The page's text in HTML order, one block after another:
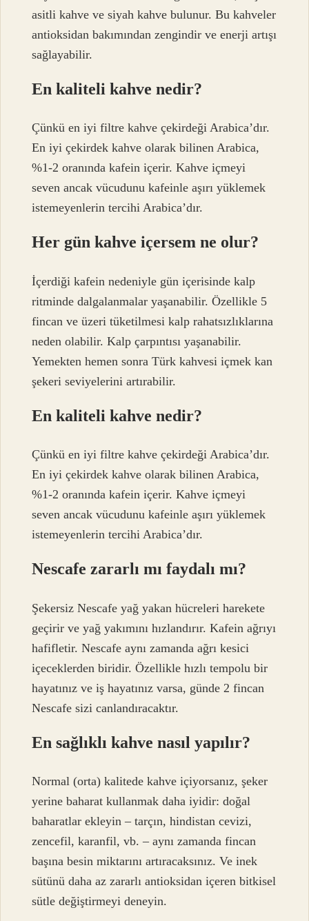
asitli kahve ve siyah kahve bulunur. Bu kahveler
antioksidan bakımından zengindir ve enerji artışı
sağlayabilir.
En kaliteli kahve nedir?
Çünkü en iyi filtre kahve çekirdeği Arabica’dır.
En iyi çekirdek kahve olarak bilinen Arabica,
%1-2 oranında kafein içerir. Kahve içmeyi
seven ancak vücudunu kafeinle aşırı yüklemek
istemeyenlerin tercihi Arabica’dır.
Her gün kahve içersem ne olur?
İçerdiği kafein nedeniyle gün içerisinde kalp
ritminde dalgalanmalar yaşanabilir. Özellikle 5
fincan ve üzeri tüketilmesi kalp rahatsızlıklarına
neden olabilir. Kalp çarpıntısı yaşanabilir.
Yemekten hemen sonra Türk kahvesi içmek kan
şekeri seviyelerini artırabilir.
En kaliteli kahve nedir?
Çünkü en iyi filtre kahve çekirdeği Arabica’dır.
En iyi çekirdek kahve olarak bilinen Arabica,
%1-2 oranında kafein içerir. Kahve içmeyi
seven ancak vücudunu kafeinle aşırı yüklemek
istemeyenlerin tercihi Arabica’dır.
Nescafe zararlı mı faydalı mı?
Şekersiz Nescafe yağ yakan hücreleri harekete
geçirir ve yağ yakımını hızlandırır. Kafein ağrıyı
hafifletir. Nescafe aynı zamanda ağrı kesici
içeceklerden biridir. Özellikle hızlı tempolu bir
hayatınız ve iş hayatınız varsa, günde 2 fincan
Nescafe sizi canlandıracaktır.
En sağlıklı kahve nasıl yapılır?
Normal (orta) kalitede kahve içiyorsanız, şeker
yerine baharat kullanmak daha iyidir: doğal
baharatlar ekleyin – tarçın, hindistan cevizi,
zencefil, karanfil, vb. – aynı zamanda fincan
başına besin miktarını artıracaksınız. Ve inek
sütünü daha az zararlı antioksidan içeren bitkisel
sütle değiştirmeyi deneyin.